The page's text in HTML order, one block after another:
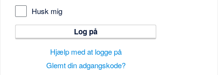
Husk mig
Log på
Hjælp med at logge på
Glemt din adgangskode?